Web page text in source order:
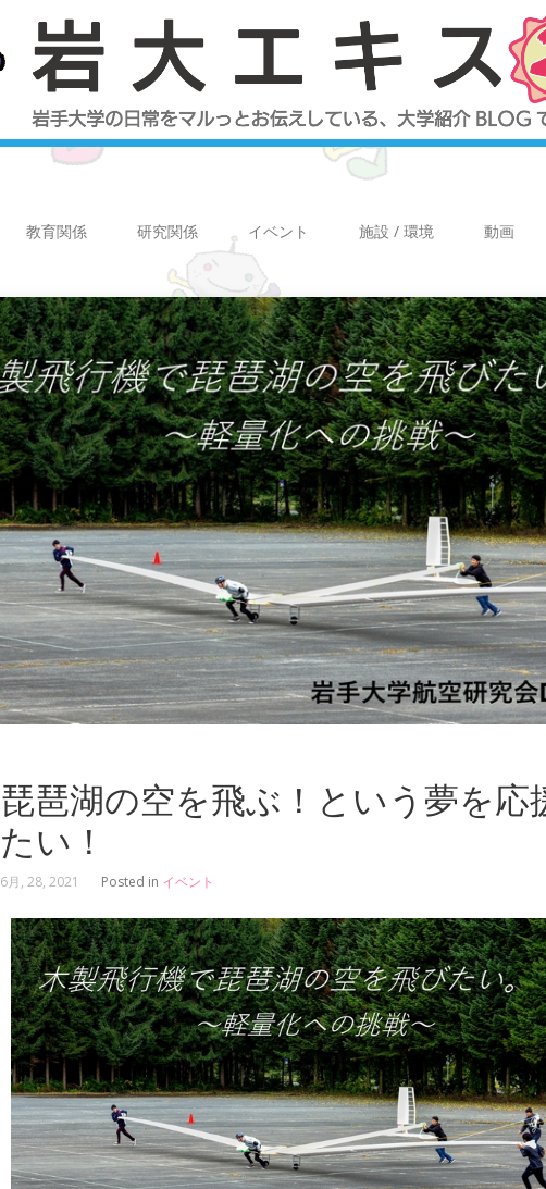
教育関係 研究関係 イベント 施設 / 環境 動画
琵琶湖の空を飛ぶ！という夢を応
たい！
6月, 28, 2021 Posted in イベント